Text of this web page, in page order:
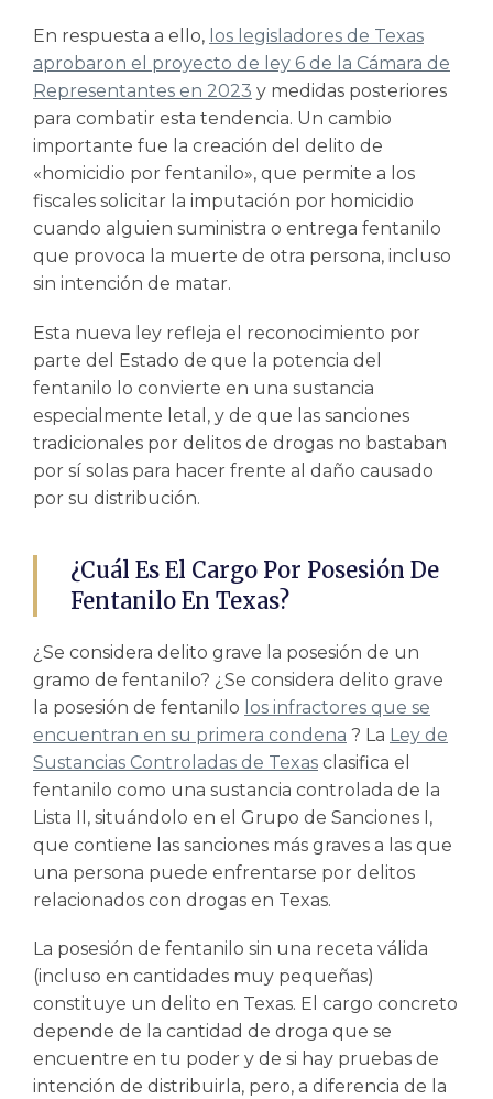
En respuesta a ello, los legisladores de Texas
aprobaron el proyecto de ley 6 de la Cámara de
Representantes en 2023 y medidas posteriores
para combatir esta tendencia. Un cambio
importante fue la creación del delito de
«homicidio por fentanilo», que permite a los
fiscales solicitar la imputación por homicidio
cuando alguien suministra o entrega fentanilo
que provoca la muerte de otra persona, incluso
sin intención de matar.
Esta nueva ley refleja el reconocimiento por
parte del Estado de que la potencia del
fentanilo lo convierte en una sustancia
especialmente letal, y de que las sanciones
tradicionales por delitos de drogas no bastaban
por sí solas para hacer frente al daño causado
por su distribución.
¿Cuál Es El Cargo Por Posesión De
Fentanilo En Texas?
¿Se considera delito grave la posesión de un
gramo de fentanilo? ¿Se considera delito grave
la posesión de fentanilo los infractores que se
encuentran en su primera condena ? La Ley de
Sustancias Controladas de Texas clasifica el
fentanilo como una sustancia controlada de la
Lista II, situándolo en el Grupo de Sanciones I,
que contiene las sanciones más graves a las que
una persona puede enfrentarse por delitos
relacionados con drogas en Texas.
La posesión de fentanilo sin una receta válida
(incluso en cantidades muy pequeñas)
constituye un delito en Texas. El cargo concreto
depende de la cantidad de droga que se
encuentre en tu poder y de si hay pruebas de
intención de distribuirla, pero, a diferencia de la